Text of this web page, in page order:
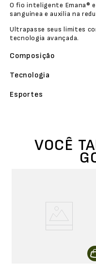
O fio inteligente Emana®
sanguínea e auxilia na
Ultrapasse seus limites
tecnologia avançada.
Composição
Tecnologia
Esportes
VOCÊ